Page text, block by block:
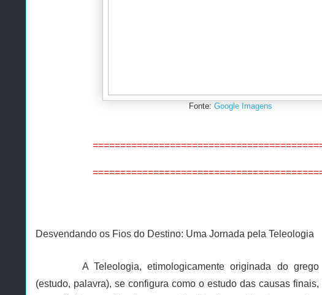
Fonte: Google Imagens
Desvendando os Fios do Destino: Uma Jornada pela Teleologia
A Teleologia, etimologicamente originada do
(estudo, palavra), se configura como o estudo das causas